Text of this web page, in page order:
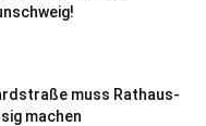
muss Rathaus-
machen